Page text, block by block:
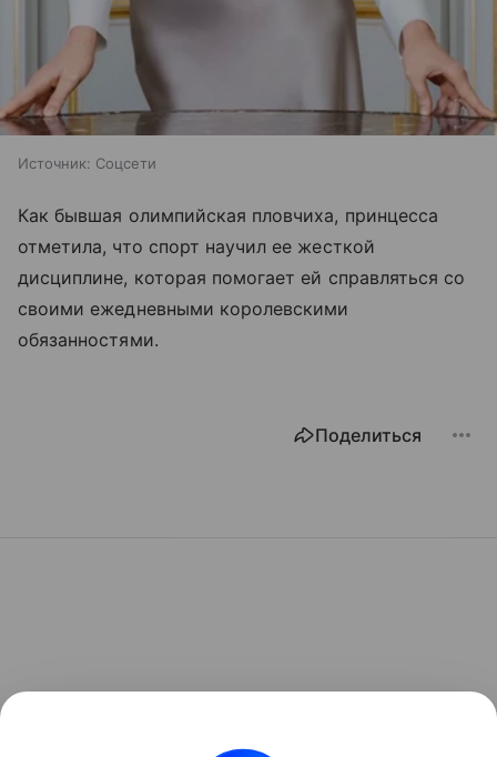
Источник: Соцсети
Как бывшая олимпийская пловчиха, принцесса
отметила, что спорт научил ее жесткой
дисциплине, которая помогает ей справляться со
своими ежедневными королевскими
обязанностями.
Поделиться